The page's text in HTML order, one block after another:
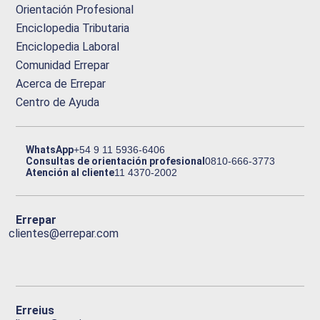
Orientación Profesional
Enciclopedia Tributaria
Enciclopedia Laboral
Comunidad Errepar
Acerca de Errepar
Centro de Ayuda
WhatsApp+54 9 11 5936-6406
Consultas de orientación profesional0810-666-3773
Atención al cliente11 4370-2002
Errepar
clientes@errepar.com
Erreius